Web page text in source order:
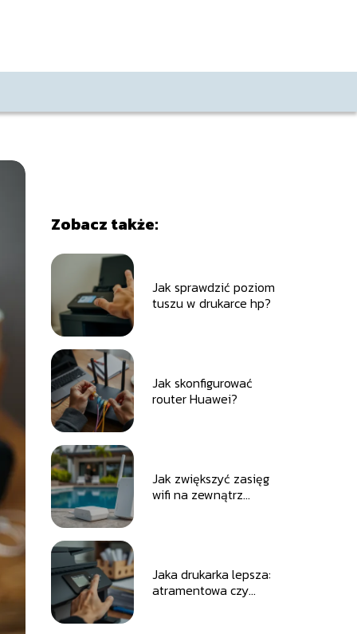
Zobacz także:
Jak sprawdzić poziom
tuszu w drukarce hp?
Jak skonfigurować
router Huawei?
Jak zwiększyć zasięg
wifi na zewnątrz
Jaka drukarka lepsza:
atramentowa czy